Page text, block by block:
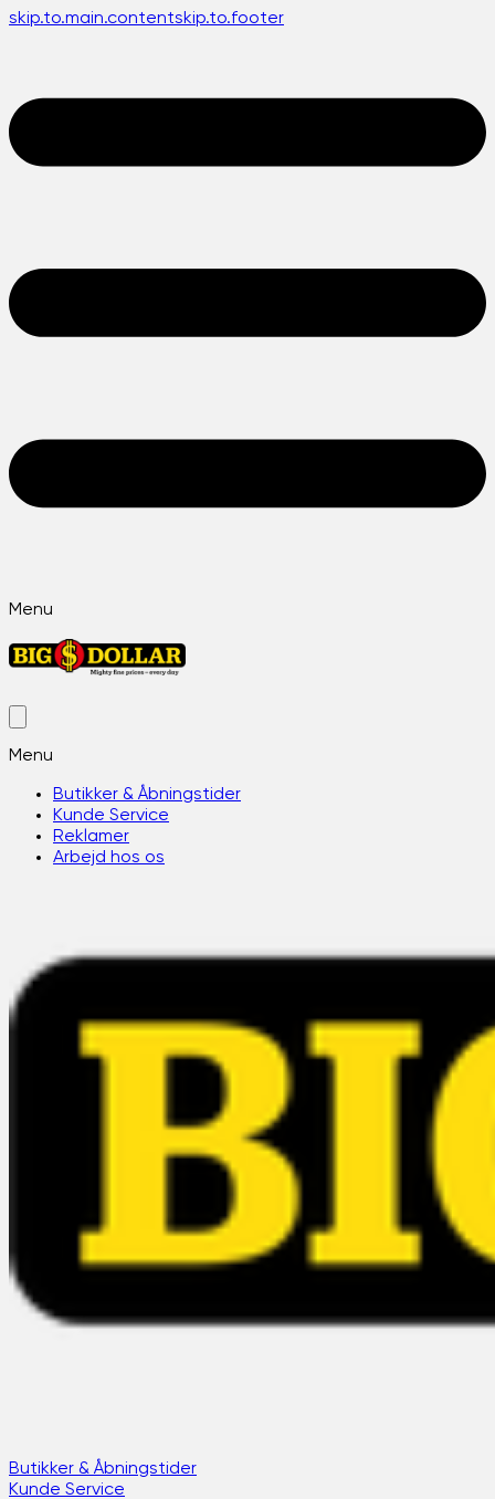
skip.to.main.contentskip.to.footer
Menu
Menu
Butikker & Åbningstider
Kunde Service
Reklamer
Arbejd hos os
Butikker & Åbningstider
Kunde Service